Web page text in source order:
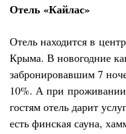
Отель «Кайлас»
Отель находится в
Крыма. В новогодние
забронировавшим 7
10%. А при
гостям отель дарит
есть финская сауна,